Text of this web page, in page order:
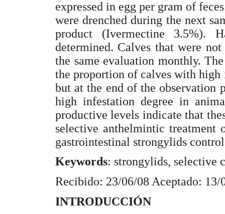
expressed in egg per gram of
were drenched during the next
product (Ivermectine 3.5%).
determined. Calves that were
the same evaluation monthly.
the proportion of calves with high
but at the end of the observation
high infestation degree in
productive levels indicate that
selective anthelmintic
gastrointestinal strongylids
Keywords: strongylids, selective
Recibido: 23/06/08 Aceptado: 13/
INTRODUCCIÓN